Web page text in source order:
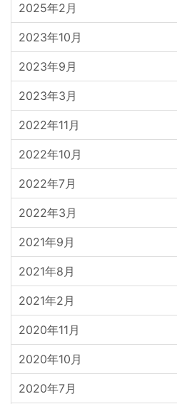
2025年2月
2023年10月
2023年9月
2023年3月
2022年11月
2022年10月
2022年7月
2022年3月
2021年9月
2021年8月
2021年2月
2020年11月
2020年10月
2020年7月